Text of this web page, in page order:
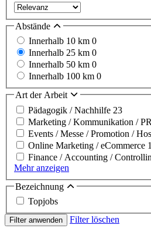
Abstände
Innerhalb 10 km 0
Innerhalb 25 km 0
Innerhalb 50 km 0
Innerhalb 100 km 0
Art der Arbeit
Pädagogik / Nachhilfe 23
Marketing / Kommunikation /
Events / Messe / Promotion /
Online Marketing / eCommerce
Finance / Accounting /
Mehr anzeigen
Bezeichnung
Topjobs
Filter anwenden Filter löschen